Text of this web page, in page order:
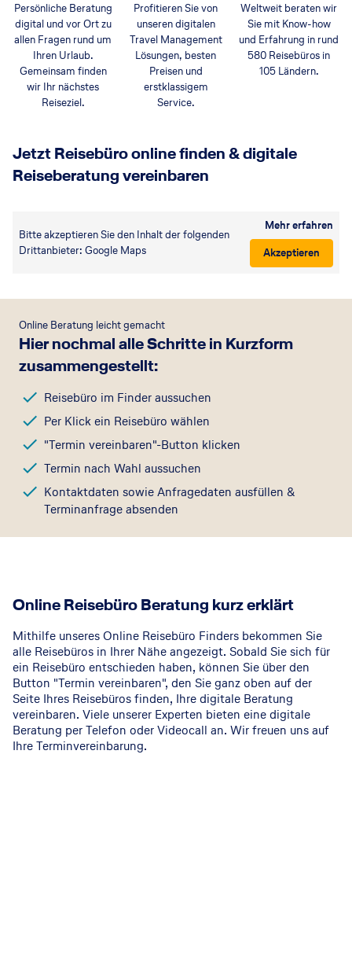
Persönliche Beratung
digital und vor Ort zu
allen Fragen rund um
Ihren Urlaub.
Gemeinsam finden
wir Ihr nächstes
Reiseziel.
Profitieren Sie von
unseren digitalen
Travel Management
Lösungen, besten
Preisen und
erstklassigem
Service.
Weltweit beraten wir
Sie mit Know-how
und Erfahrung in rund
580 Reisebüros in
105 Ländern.
Jetzt Reisebüro online finden & digitale
Reiseberatung vereinbaren
Bitte akzeptieren Sie den Inhalt der folgenden
Drittanbieter: Google Maps
Mehr erfahren
Akzeptieren
Online Beratung leicht gemacht
Hier nochmal alle Schritte in Kurzform
zusammengestellt:
Reisebüro im Finder aussuchen
Per Klick ein Reisebüro wählen
"Termin vereinbaren"-Button klicken
Termin nach Wahl aussuchen
Kontaktdaten sowie Anfragedaten ausfüllen &
Terminanfrage absenden
Online Reisebüro Beratung kurz erklärt
Mithilfe unseres Online Reisebüro Finders bekommen Sie
alle Reisebüros in Ihrer Nähe angezeigt. Sobald Sie sich für
ein Reisebüro entschieden haben, können Sie über den
Button "Termin vereinbaren", den Sie ganz oben auf der
Seite Ihres Reisebüros finden, Ihre digitale Beratung
vereinbaren. Viele unserer Experten bieten eine digitale
Beratung per Telefon oder Videocall an. Wir freuen uns auf
Ihre Terminvereinbarung.